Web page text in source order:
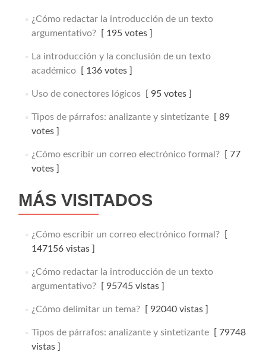
¿Cómo redactar la introducción de un texto
argumentativo?[ 195 votes ]
La introducción y la conclusión de un texto
académico[ 136 votes ]
Uso de conectores lógicos[ 95 votes ]
Tipos de párrafos: analizante y sintetizante[ 89
votes ]
¿Cómo escribir un correo electrónico formal?[ 77
votes ]
MÁS VISITADOS
¿Cómo escribir un correo electrónico formal?[
147156 vistas ]
¿Cómo redactar la introducción de un texto
argumentativo?[ 95745 vistas ]
¿Cómo delimitar un tema?[ 92040 vistas ]
Tipos de párrafos: analizante y sintetizante[ 79748
vistas ]